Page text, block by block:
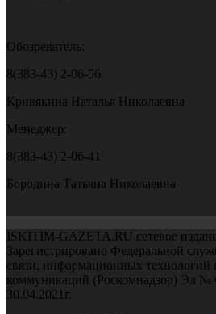
Обозреватель:
8(383-43) 2-06-56
Кривякина Наталья Николаевна
Менеджер:
8(383-43) 2-06-41
Бородина Татьяна Николаевна
ISKITIM-GAZETA.RU сетевое
Зарегистрировано Федеральной
связи, информационных технологий
коммуникаций (Роскомнадзор) Эл №
30.04.2021г.